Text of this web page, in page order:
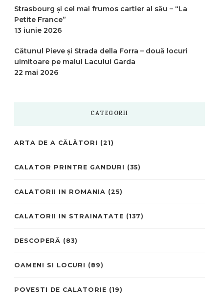
Strasbourg și cel mai frumos cartier al său – “La
Petite France”
13 iunie 2026
Cătunul Pieve și Strada della Forra – două locuri
uimitoare pe malul Lacului Garda
22 mai 2026
CATEGORII
ARTA DE A CĂLĂTORI (21)
CALATOR PRINTRE GANDURI (35)
CALATORII IN ROMANIA (25)
CALATORII IN STRAINATATE (137)
DESCOPERĂ (83)
OAMENI SI LOCURI (89)
POVESTI DE CALATORIE (19)